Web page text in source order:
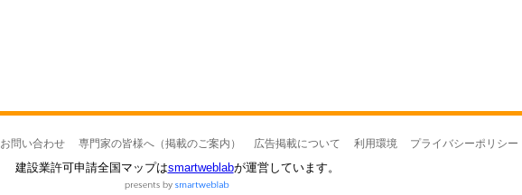
お問い合わせ 専門家の皆様へ（掲載のご案内） 広告掲載について 利用環境 プライバシーポリシー
建設業許可申請全国マップはsmartweblabが運営しています。